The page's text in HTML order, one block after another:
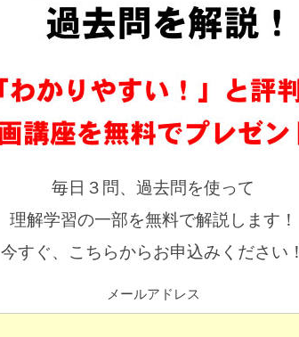
毎日３問、過去問を使って
理解学習の一部を無料で解説します！
今すぐ、こちらからお申込みください！
メールアドレス